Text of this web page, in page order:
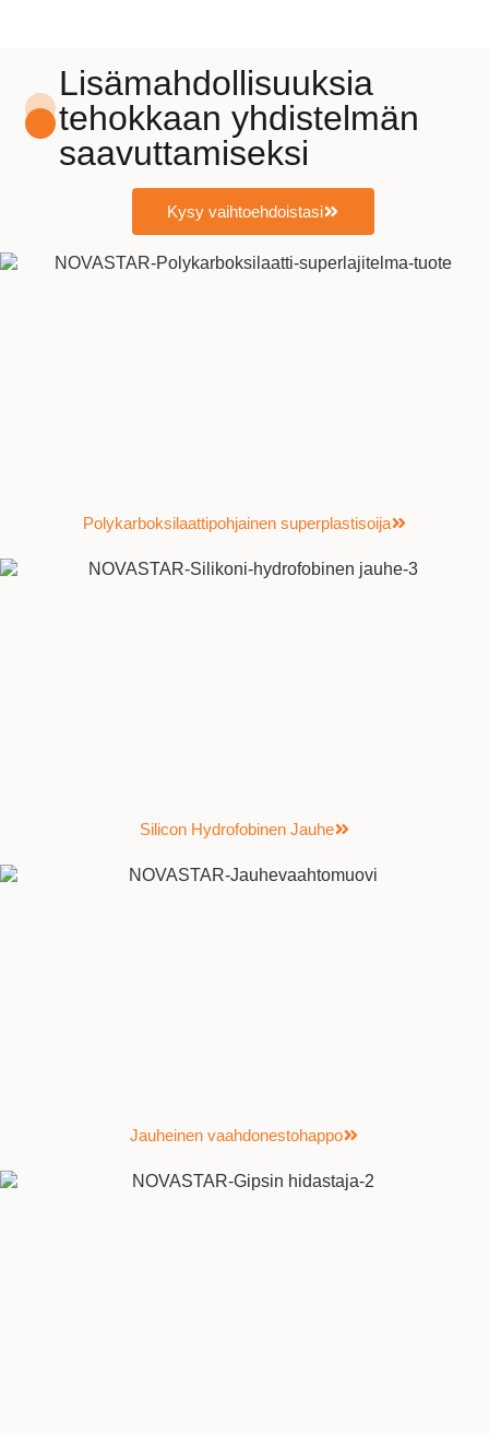
Lisämahdollisuuksia
tehokkaan yhdistelmän
saavuttamiseksi
Kysy vaihtoehdoistasi
Polykarboksilaattipohjainen superplastisoija
Silicon Hydrofobinen Jauhe
Jauheinen vaahdonestohappo